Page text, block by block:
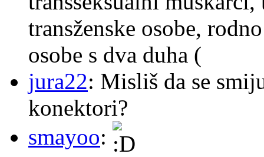
transženske osobe,
osobe s dva duha (
jura22: Misliš da se
konektori?
smayoo: